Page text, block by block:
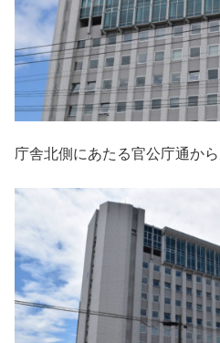
庁舎北側にあたる官公庁通か